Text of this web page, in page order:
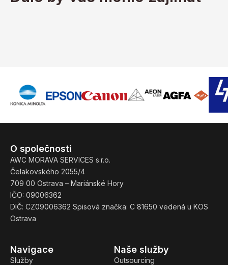
Naše služby
Outsourcing
Navigace
Služby
O společnosti
AWC MORAVA SERVICES s.r.o.
Čelakovského 2055/4
709 00 Ostrava – Mariánské Hory
IČO: 09006362
DIČ: CZ09006362 Spisová značka: C 81650 vedená u KOS
Ostrava